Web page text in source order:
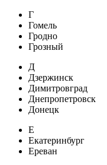
Г
Гомель
Гродно
Грозный
Д
Дзержинск
Димитровград
Днепропетровск
Донецк
Е
Екатеринбург
Ереван